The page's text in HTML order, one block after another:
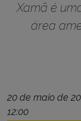
Xamã é
área
20 de maio de
12:00